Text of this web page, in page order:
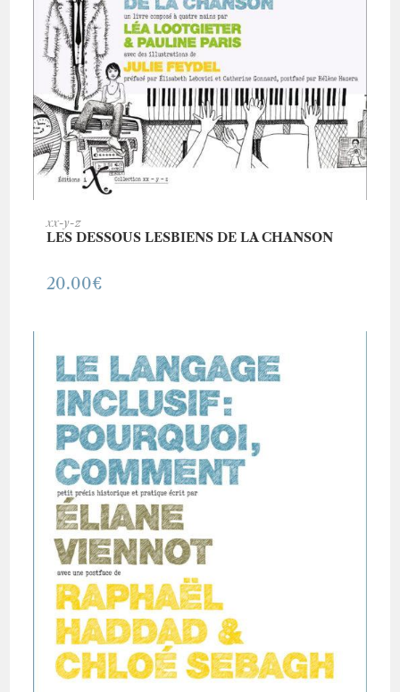
xx-y-z
LES DESSOUS LESBIENS DE LA CHANSON
20.00€